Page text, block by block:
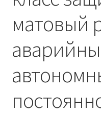
Таблица выбора
матовый